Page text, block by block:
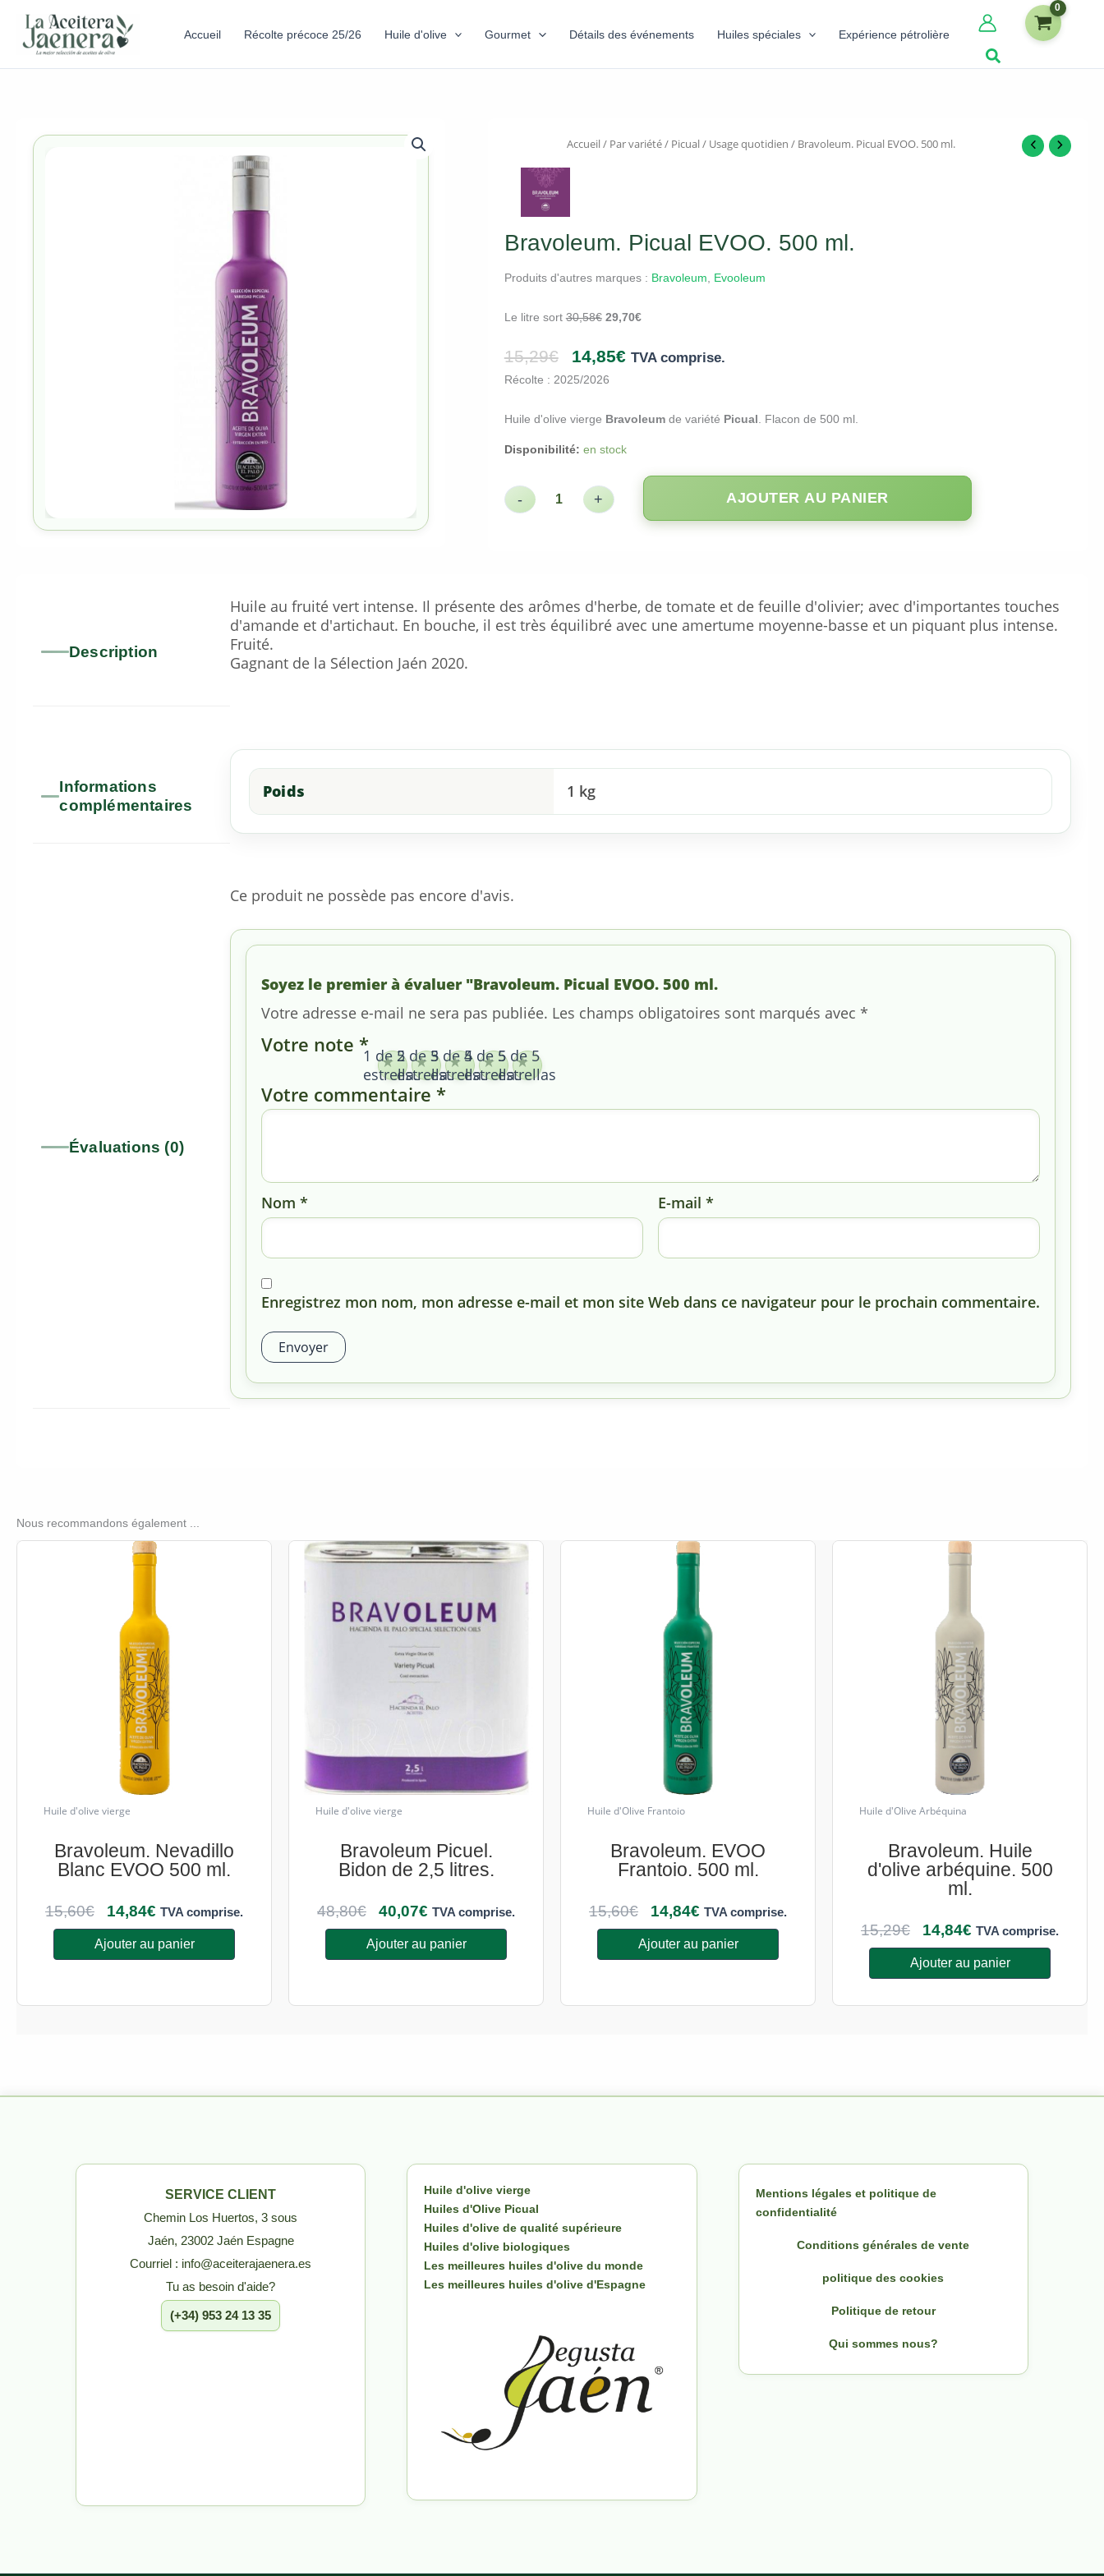
Accueil Récolte précoce 25/26 Huile d'olive Gourmet Détails des événements Huiles spéciales Expérience pétrolière
Accueil/ Par variété/ Picual/ Usage quotidien / Bravoleum. Picual EVOO. 500 ml.
Bravoleum. Picual EVOO. 500 ml.
Produits d'autres marques : Bravoleum, Evooleum
Le litre sort30,58€ 29,70€
15,29€ 14,85€ TVA comprise.
Récolte : 2025/2026
Huile d'olive vierge Bravoleum de variété Picual . Flacon de 500 ml.
Disponibilité: en stock
- + AJOUTER AU PANIER
Description
Huile au fruité vert intense. Il présente des arômes d'herbe, de tomate et de feuille d'olivier; avec d'importantes touches
d'amande et d'artichaut. En bouche, il est très équilibré avec une amertume moyenne-basse et un piquant plus intense.
Fruité.
Gagnant de la Sélection Jaén 2020.
Informations
complémentaires
Poids 1 kg
Évaluations (0)
Ce produit ne possède pas encore d'avis.
Soyez le premier à évaluer "Bravoleum. Picual EVOO. 500 ml.
Votre adresse e-mail ne sera pas publiée. Les champs obligatoires sont marqués avec *
Votre note *1 de 5
estrellas
2 de 5
estrellas
3 de 5
estrellas
4 de 5
estrellas
5 de 5
estrellas
Votre commentaire *
Nom * E-mail*
Enregistrez mon nom, mon adresse e-mail et mon site Web dans ce navigateur pour le prochain commentaire.
Nous recommandons également ...
Huile d'olive vierge
Bravoleum. Nevadillo
Blanc EVOO 500 ml.
15,60€ 14,84€ TVA comprise.
Ajouter au panier
Huile d'olive vierge
Bravoleum Picuel.
Bidon de 2,5 litres.
48,80€ 40,07€ TVA comprise.
Ajouter au panier
Huile d'Olive Frantoio
Bravoleum. EVOO
Frantoio. 500 ml.
15,60€ 14,84€ TVA comprise.
Ajouter au panier
Huile d'Olive Arbéquina
Bravoleum. Huile
d'olive arbéquine. 500
ml.
15,29€ 14,84€ TVA comprise.
Ajouter au panier
SERVICE CLIENT
Chemin Los Huertos, 3 sous
Jaén, 23002 Jaén Espagne
Courriel : info@aceiterajaenera.es
Tu as besoin d'aide?
(+34) 953 24 13 35
Huile d'olive vierge
Huiles d'Olive Picual
Huiles d'olive de qualité supérieure
Huiles d'olive biologiques
Les meilleures huiles d'olive du monde
Les meilleures huiles d'olive d'Espagne
Mentions légales et politique de
confidentialité
Conditions générales de vente
politique des cookies
Politique de retour
Qui sommes nous?